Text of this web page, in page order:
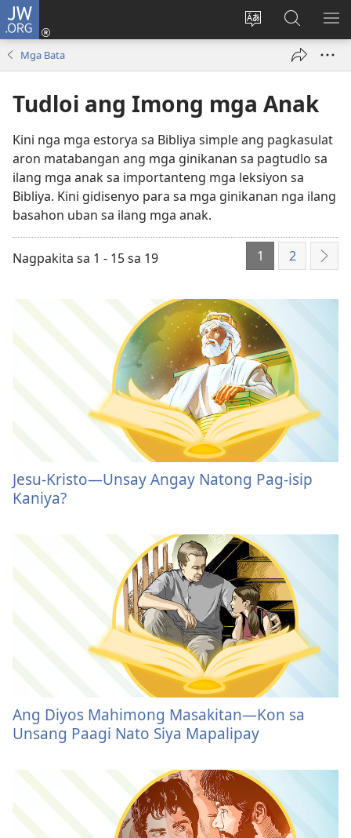
JW.ORG
Ilisi
pinulongan
site
Log
bag-
ong
window)
Pangitaa
sa
JW.ORG
Mga Bata
Tudloi ang Imong mga Anak
Kini nga mga estorya sa Bibliya simple ang pagkasulat
aron matabangan ang mga ginikanan sa pagtudlo sa
ilang mga anak sa importanteng mga leksiyon sa
Bibliya. Kini gidisenyo para sa mga ginikanan nga ilang
basahon uban sa ilang mga anak.
Nagpakita sa 1 - 15 sa 19 1 2
Jesu-Kristo—Unsay Angay Natong Pag-isip
Kaniya?
Ang Diyos Mahimong Masakitan—Kon sa
Unsang Paagi Nato Siya Mapalipay